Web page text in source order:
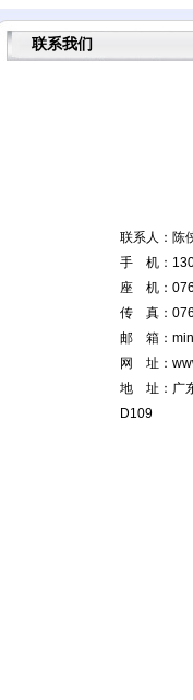
联系我们
联系人：陈
手 机：
座 机：
传 真：
邮 箱：
网 址：
地 址：广
D109